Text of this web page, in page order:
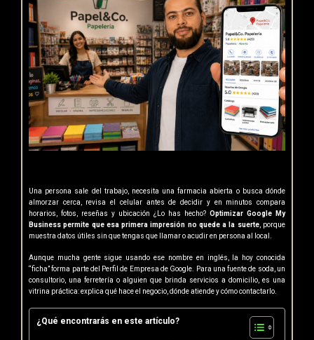
Una persona sale del trabajo, necesita una farmacia abierta o busca dónde
almorzar cerca, revisa el celular antes de decidir y en minutos compara
horarios, fotos, reseñas y ubicación ¿Lo has hecho? Optimizar Google My
Business permite que esa primera impresión no quede a la suerte, porque
muestra datos útiles sin que tengas que llamar o acudir en persona al local.
Aunque mucha gente sigue usando ese nombre en inglés, la hoy conocida
“ficha” forma parte del Perfil de Empresa de Google. Para una fuente de soda, un
consultorio, una ferretería o alguien que brinda servicios a domicilio, es una
vitrina práctica: explica qué hace el negocio, dónde atiende y cómo contactarlo.
¿Qué encontrarás en este artículo?